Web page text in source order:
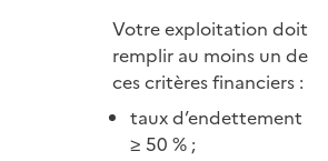
Votre exploitation doit
remplir au moins un de
ces critères financiers :
taux d’endettement
≥ 50 % ;